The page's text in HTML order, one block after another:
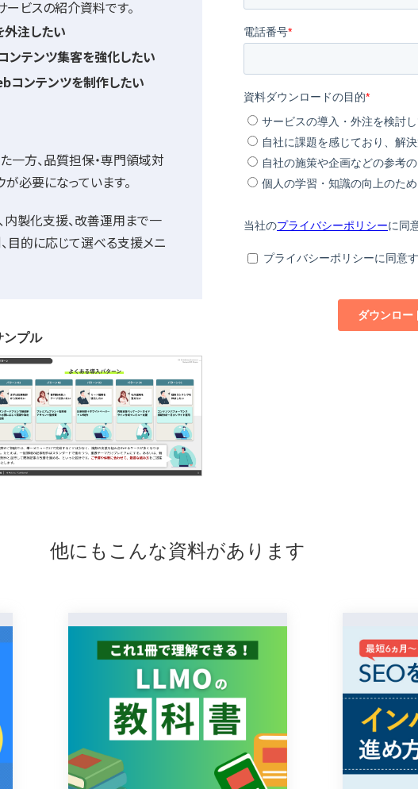
ービスの紹介資料です。
外注したい
ンテンツ集客を強化したい
コンテンツを制作したい
一方、品質担保・専門領域対
必要になっています。
内製化支援、改善運用まで一
目的に応じて選べる支援メニ
プル
他にもこんな資料があります